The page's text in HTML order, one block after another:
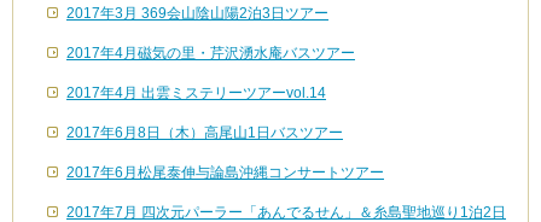
2017年3月 369会山陰山陽2泊3日ツアー
2017年4月磁気の里・芹沢湧水庵バスツアー
2017年4月 出雲ミステリーツアーvol.14
2017年6月8日（木）高尾山1日バスツアー
2017年6月松尾泰伸与論島沖縄コンサートツアー
2017年7月 四次元パーラー「あんでるせん」＆糸島聖地巡り1泊2日